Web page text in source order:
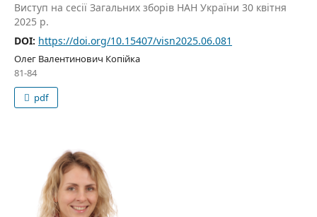
Виступ на сесії Загальних зборів НАН України 30 квітня
2025 р.
DOI: https://doi.org/10.15407/visn2025.06.081
Олег Валентинович Копійка
81-84
pdf